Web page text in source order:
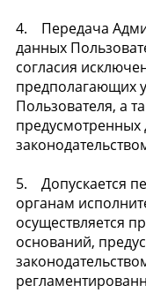
4. Передача
данных
согласия
предполагающих
Пользователя, а
5. Допускается
органам
осуществляется
оснований,